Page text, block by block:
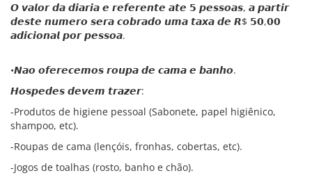
𝙊 𝙫𝙖𝙡𝙤𝙧 𝙙𝙖 𝙙𝙞𝙖𝙧𝙞𝙖 𝙚 𝙧𝙚𝙛𝙚𝙧𝙚𝙣𝙩𝙚 𝙖𝙩𝙚 𝟱 𝙥𝙚𝙨𝙨𝙤𝙖𝙨, 𝙖 𝙥𝙖𝙧𝙩𝙞𝙧
𝙙𝙚𝙨𝙩𝙚 𝙣𝙪𝙢𝙚𝙧𝙤 𝙨𝙚𝙧𝙖 𝙘𝙤𝙗𝙧𝙖𝙙𝙤 𝙪𝙢𝙖 𝙩𝙖𝙭𝙖 𝙙𝙚 𝙍$ 𝟱𝟬,𝟬𝟬
𝙖𝙙𝙞𝙘𝙞𝙤𝙣𝙖𝙡 𝙥𝙤𝙧 𝙥𝙚𝙨𝙨𝙤𝙖.
•𝙉𝙖𝙤 𝙤𝙛𝙚𝙧𝙚𝙘𝙚𝙢𝙤𝙨 𝙧𝙤𝙪𝙥𝙖 𝙙𝙚 𝙘𝙖𝙢𝙖 𝙚 𝙗𝙖𝙣𝙝𝙤.
𝙃𝙤𝙨𝙥𝙚𝙙𝙚𝙨 𝙙𝙚𝙫𝙚𝙢 𝙩𝙧𝙖𝙯𝙚𝙧:
-Produtos de higiene pessoal (Sabonete, papel higiênico,
shampoo, etc).
-Roupas de cama (lençóis, fronhas, cobertas, etc).
-Jogos de toalhas (rosto, banho e chão).